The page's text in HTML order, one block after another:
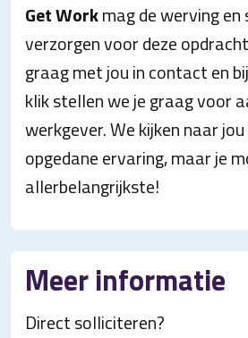
Get Workmag de werving en
verzorgen voor deze
graag met jou in contact en
klik stellen we je graag voor
werkgever. We kijken naar
opgedane ervaring, maar je
allerbelangrijkste!
Meer informatie
Direct solliciteren?